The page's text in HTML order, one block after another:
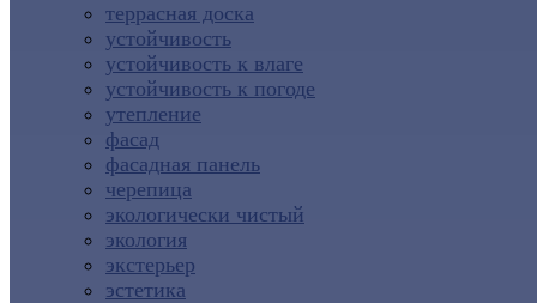
террасная доска
устойчивость
устойчивость к влаге
устойчивость к погоде
утепление
фасад
фасадная панель
черепица
экологически чистый
экология
экстерьер
эстетика